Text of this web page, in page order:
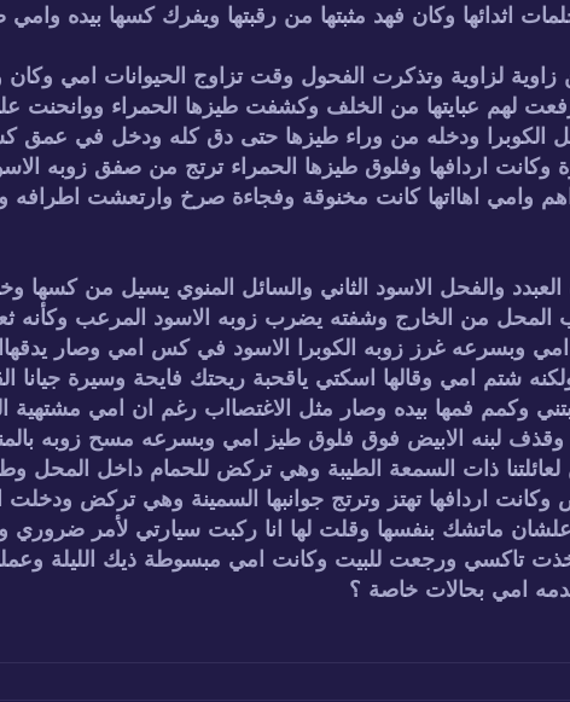
وكان فهد مثبتها من رقبتها ويفرك كسها بيده وامي
لزاوية وتذكرت الفحول وقت تزاوج الحيوانات امي
لهم عبايتها من الخلف وكشفت طيزها الحمراء
الكوبرا ودخله من وراء طيزها حتى دق كله ودخل في عمق
اردافها وفلوق طيزها الحمراء ترتج من صفق زوبه
وامي اهااتها كانت مخنوقة وفجاءة صرخ وارتعشت
والفحل الاسود الثاني والسائل المنوي يسيل من كسها
المحل من الخارج وشفته يضرب زوبه الاسود المرعب وكأنه
وبسرعه غرز زوبه الكوبرا الاسود في كس امي وصار
شتم امي وقالها اسكتي ياقحبة ريحتك فايحة وسيرة جيانا
وكمم فمها بيده وصار مثل الاغتصااب رغم ان امي مشتهية
وقذف لبنه الابيض فوق فلوق طيز امي وبسرعه مسح زوبه
ذات السمعة الطيبة وهي تركض للحمام داخل المحل
اردافها تهتز وترتج جوانبها السمينة وهي تركض
ماتشك بنفسها وقلت لها انا ركبت سيارتي لأمر ضروري
تاكسي ورجعت للبيت وكانت امي مبسوطة ذيك الليلة
امي بحالات خاصة ؟